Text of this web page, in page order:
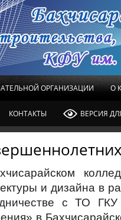
ОРГАНИЗАЦИИ О
КОНТАКТЫ ВЕРСИЯ
и дизайна в
с ТО ГКУ
в